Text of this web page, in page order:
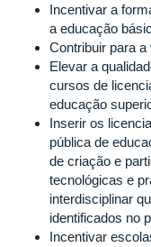
Incentivar a
a educação
Contribuir para
Elevar a
cursos de
educação
Inserir os
pública de
de criação e
tecnológicas e
interdisciplinar
identificados no
Incentivar